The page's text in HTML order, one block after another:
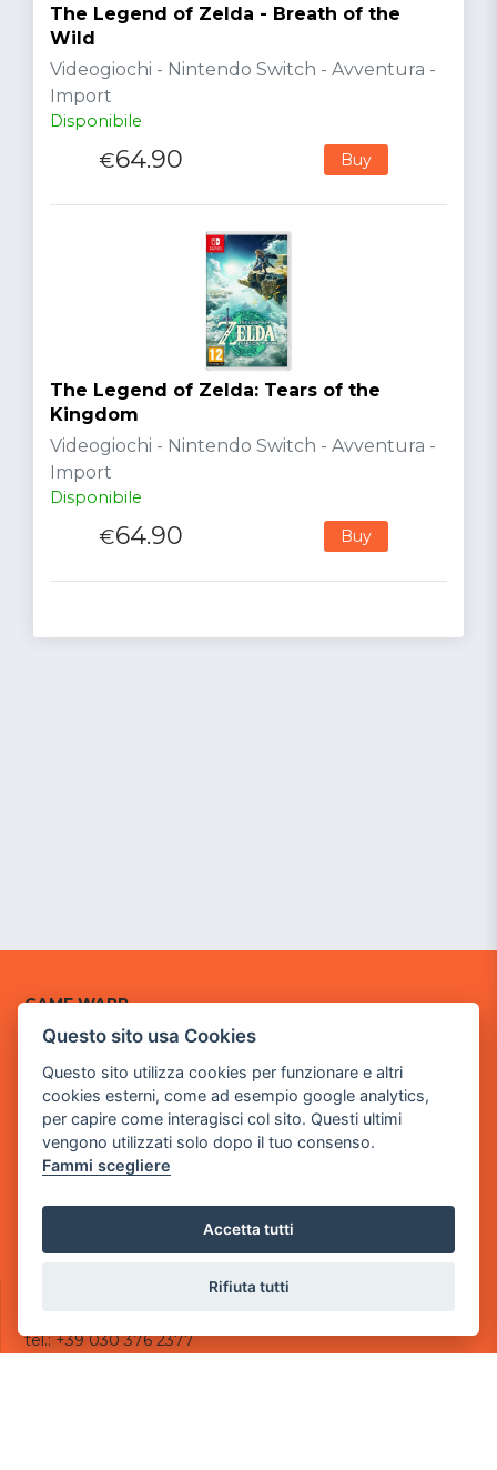
The Legend of Zelda - Breath of the
Wild
Videogiochi - Nintendo Switch - Avventura -
Import
Disponibile
€64.90 Buy
The Legend of Zelda: Tears of the
Kingdom
Videogiochi - Nintendo Switch - Avventura -
Import
Disponibile
€64.90 Buy
GAME WARP
Sede Legale
via Villaggio dei Platani, 3
- 25014 Castenedolo, Brescia
Sede Operativa
Partita iva 03308130982
Cod. SDI: USAL8PV
tel.: +39 030 376 2377
Questo sito usa Cookies
Questo sito utilizza cookies per funzionare e altri
cookies esterni, come ad esempio google analytics,
per capire come interagisci col sito. Questi ultimi
vengono utilizzati solo dopo il tuo consenso.
Fammi scegliere
Accetta tutti
Rifiuta tutti